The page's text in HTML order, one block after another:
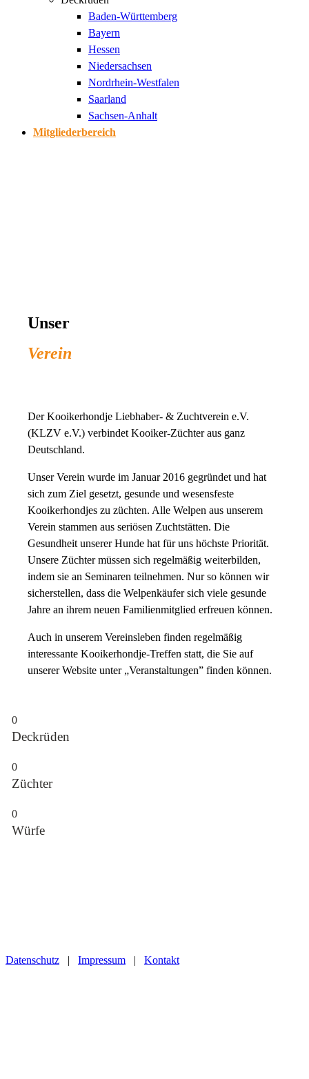
Baden-Württemberg
Bayern
Hessen
Niedersachsen
Nordrhein-Westfalen
Saarland
Sachsen-Anhalt
Mitgliederbereich
Unser
Verein
Der Kooikerhondje Liebhaber- & Zuchtverein e.V.
(KLZV e.V.) verbindet Kooiker-Züchter aus ganz
Deutschland.
Unser Verein wurde im Januar 2016 gegründet und hat
sich zum Ziel gesetzt, gesunde und wesensfeste
Kooikerhondjes zu züchten. Alle Welpen aus unserem
Verein stammen aus seriösen Zuchtstätten. Die
Gesundheit unserer Hunde hat für uns höchste Priorität.
Unsere Züchter müssen sich regelmäßig weiterbilden,
indem sie an Seminaren teilnehmen. Nur so können wir
sicherstellen, dass die Welpenkäufer sich viele gesunde
Jahre an ihrem neuen Familienmitglied erfreuen können.
Auch in unserem Vereinsleben finden regelmäßig
interessante Kooikerhondje-Treffen statt, die Sie auf
unserer Website unter „Veranstaltungen” finden können.
0
Deckrüden
0
Züchter
0
Würfe
Datenschutz | Impressum | Kontakt